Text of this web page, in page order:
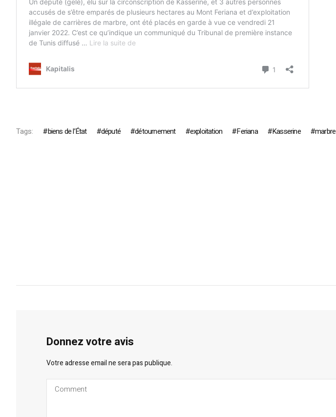
Tags: biens de l’État député détournement exploitation Feriana Kasserine marbre
Donnez votre avis
Votre adresse email ne sera pas publique.